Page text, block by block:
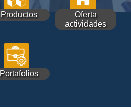
Productos
Oferta
actividades
Portafolios